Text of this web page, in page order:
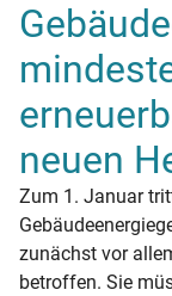
neuen
Zum 1. Januar
zunächst vor
betroffen. Sie